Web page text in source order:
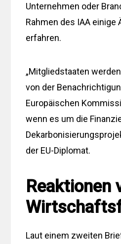
Unternehmen oder
Rahmen des IAA einige
erfahren.
„Mitgliedstaaten
von der
Europäischen
wenn es um die
der EU-Diplomat.
Reaktionen
Laut einem zweiten